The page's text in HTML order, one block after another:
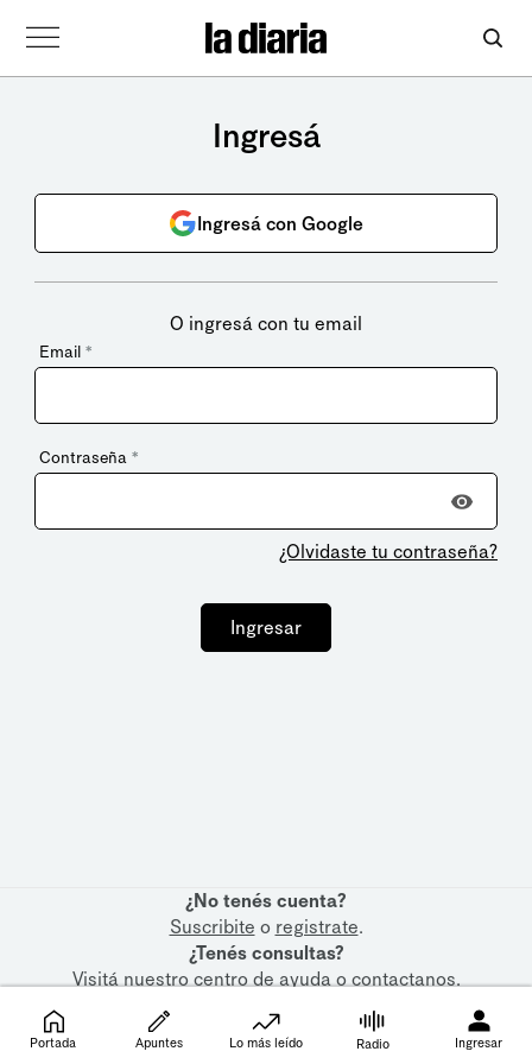
Ingresá
Ingresá con Google
O ingresá con tu email
Email *
Contraseña *
¿Olvidaste tu contraseña?
Ingresar
¿No tenés cuenta?
Suscribite o registrate.
¿Tenés consultas?
Visitá nuestrocentro de ayudaocontactanos.
Portada Apuntes Lo más leído Radio Ingresar